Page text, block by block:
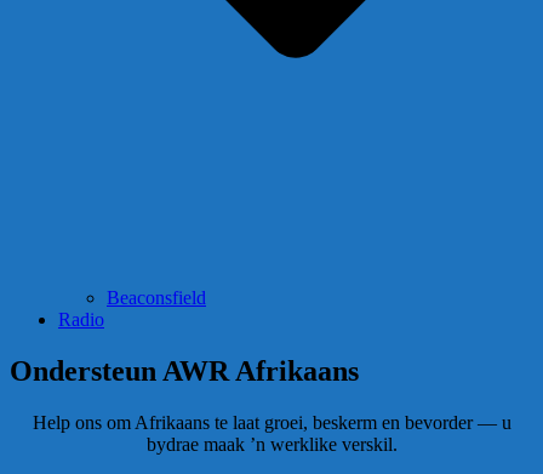
Beaconsfield
Radio
Ondersteun AWR Afrikaans
Help ons om Afrikaans te laat groei, beskerm en bevorder — u
bydrae maak ’n werklike verskil.